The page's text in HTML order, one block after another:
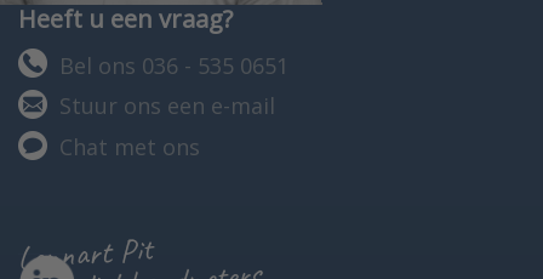
Heeft u een vraag?
Bel ons 036 - 535 0651
Stuur ons een e-mail
Chat met ons
Lennart Pit